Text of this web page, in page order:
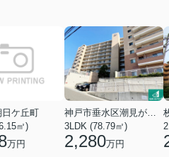
ケ丘町
㎡)
万円
神戸市垂水区潮見が丘１丁目
3LDK (78.79㎡)
2,280万円